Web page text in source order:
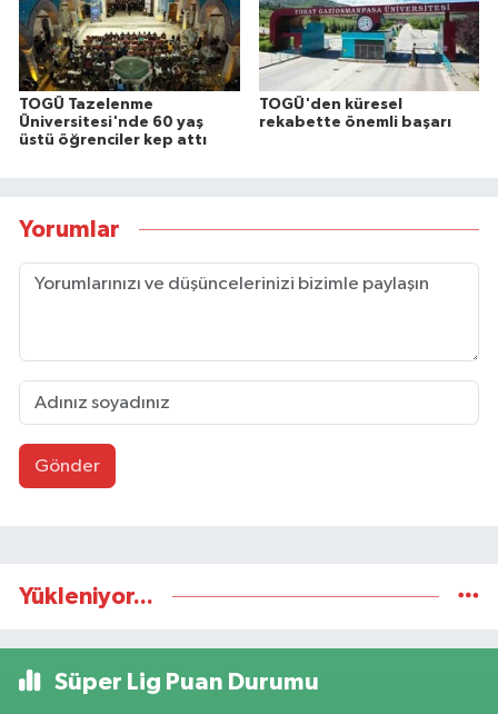
TOGÜ Tazelenme
Üniversitesi'nde 60 yaş
üstü öğrenciler kep attı
TOGÜ'den küresel
rekabette önemli başarı
Yorumlar
Gönder
Yükleniyor...
Süper Lig Puan Durumu